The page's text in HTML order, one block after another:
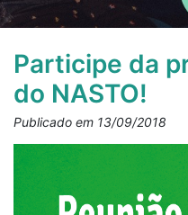
Participe da
do NASTO!
Publicado em 13/09/2018